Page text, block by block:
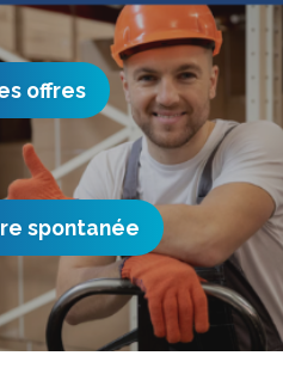
offres
spontanée